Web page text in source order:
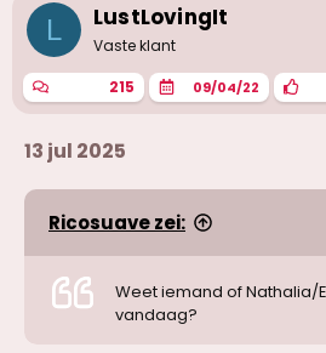
L LustLovingIt
Vaste klant
215 09/04/22
13 jul 2025
Ricosuave zei:
Weet iemand of Nathalia/
vandaag?